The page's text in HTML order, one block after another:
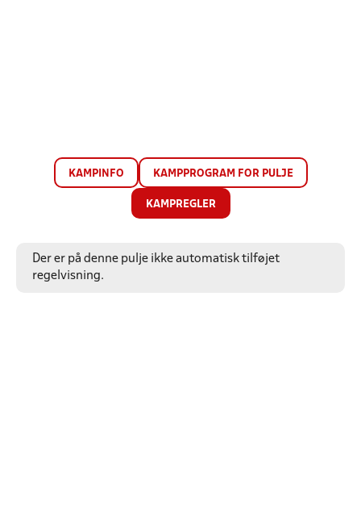
KAMPINFO KAMPPROGRAM FOR PULJE
KAMPREGLER
Der er på denne pulje ikke automatisk tilføjet
regelvisning.